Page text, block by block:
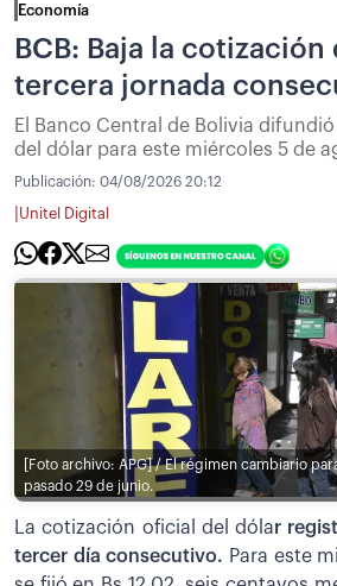
Economía
BCB: Baja la
tercera jornada
El Banco Central de Bolivia
del dólar para este miércoles 5 de
Publicación: 04/08/2026 20:12
Unitel Digital
[Foto archivo: APG] / El régimen cambiario
pasado 29 de junio.
La cotización oficial del dólar
tercer día consecutivo. Para este